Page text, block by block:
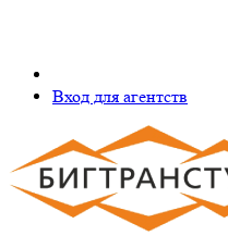
Вход для агентств